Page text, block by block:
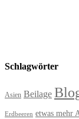
Schlagwörter
Asien Beilage
Erdbeeren etwas mehr